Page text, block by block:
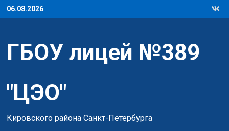
Перейти
06.08.2026
ГБОУ лицей №389
"ЦЭО"
Кировского района Санкт-Петербурга